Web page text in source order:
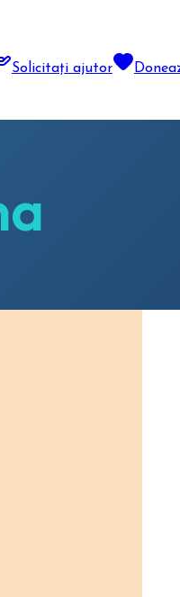
Solicitați ajutor